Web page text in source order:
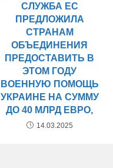
СЛУЖБА ЕС
ПРЕДЛОЖИЛА
СТРАНАМ
ОБЪЕДИНЕНИЯ
ПРЕДОСТАВИТЬ В
ЭТОМ ГОДУ
ВОЕННУЮ ПОМОЩЬ
УКРАИНЕ НА СУММУ
ДО 40 МЛРД ЕВРО,
14.03.2025